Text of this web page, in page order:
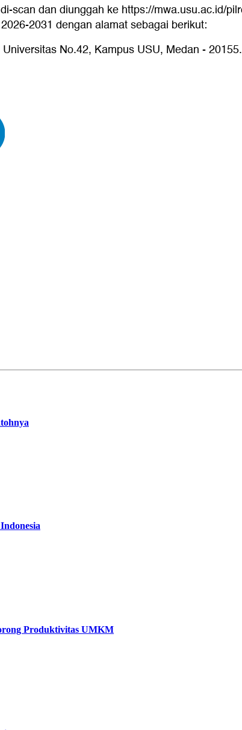
scan dan diunggah ke https://mwa.usu.ac.id/
2031 dengan alamat sebagai berikut:
No.42, Kampus USU, Medan -
Produktivitas UMKM